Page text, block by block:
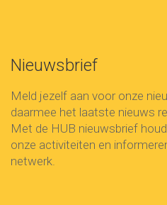
Nieuwsbrief
Meld jezelf aan voor onze
daarmee het laatste nieuws
Met de HUB nieuwsbrief
onze activiteiten en
netwerk.